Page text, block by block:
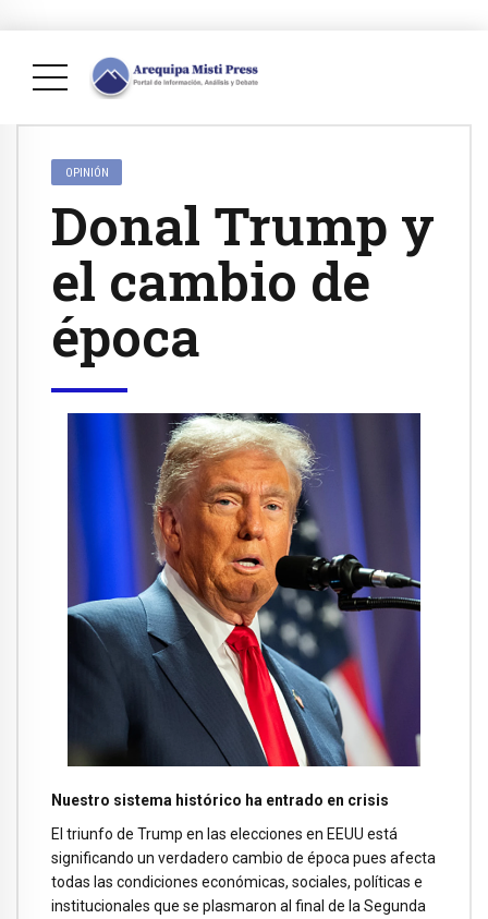
OPINIÓN
Donal Trump y
el cambio de
época
Nuestro sistema histórico ha entrado en crisis
El triunfo de Trump en las elecciones en EEUU está
significando un verdadero cambio de época pues afecta
todas las condiciones económicas, sociales, políticas e
institucionales que se plasmaron al final de la Segunda